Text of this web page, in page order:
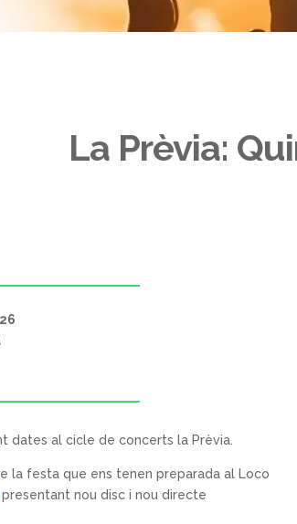
La Prèvia:
dates al cicle de concerts la Prèvia.
la festa que ens tenen preparada al Loco
presentant nou disc i nou directe